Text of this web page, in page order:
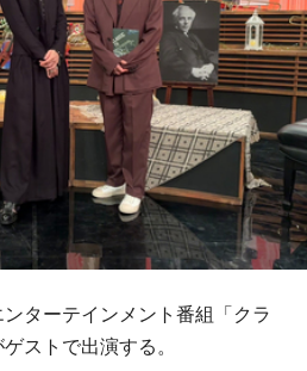
ターテインメント番組「クラ
ストで出演する。